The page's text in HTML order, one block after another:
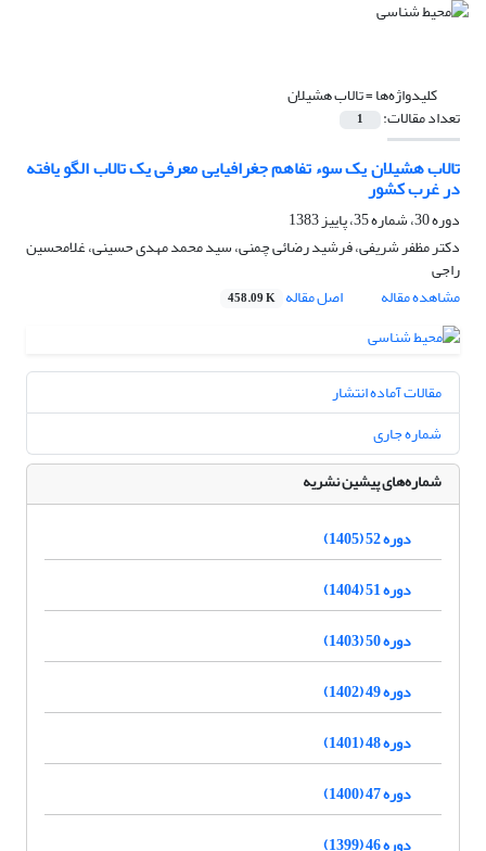
کلیدواژه‌ها =تالاب هشیلان
تعداد مقالات: 1
تالاب هشیلان یک سوء تفاهم جغرافیایی معرفی یک تالاب الگو یافته
در غرب کشور
دوره 30، شماره 35، پاییز 1383
دکتر مظفر شریفی، فرشید رضائی چمنی، سید محمد مهدی حسینی، غلامحسین
راجی
مشاهده مقاله
اصل مقاله 458.09 K
مقالات آماده انتشار
شماره جاری
شماره‌های پیشین نشریه
دوره 52 (1405)
دوره 51 (1404)
دوره 50 (1403)
دوره 49 (1402)
دوره 48 (1401)
دوره 47 (1400)
دوره 46 (1399)